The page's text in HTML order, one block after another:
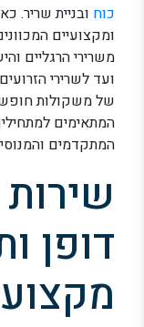
כוח ובניית שריר.
ומקצועיים
משרירי הרגליים
ועד לשרירי
של משקולות
המתאימים
המתקדמים
דופן